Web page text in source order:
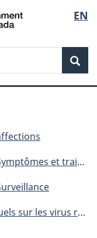
de
la
EN
et traitement
virus respiratoires